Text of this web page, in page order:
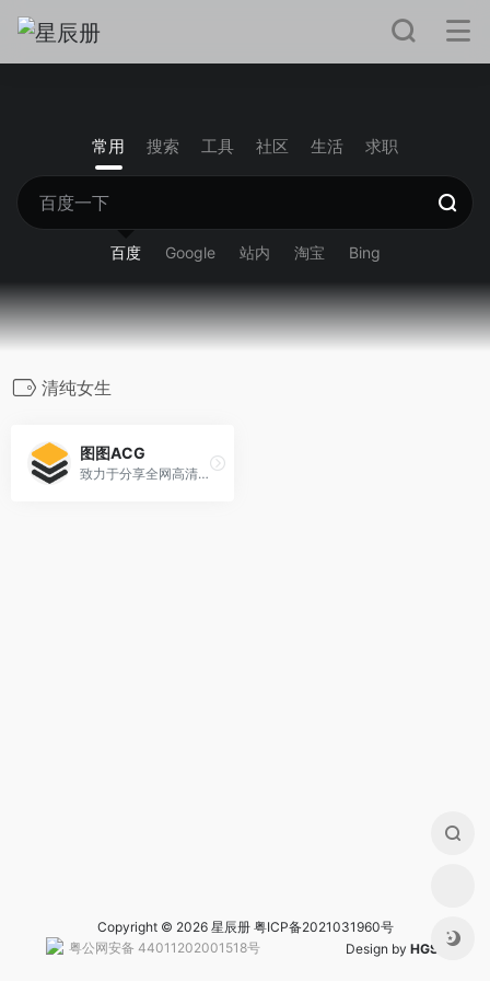
常用 搜索 工具 社区 生活 求职
百度 Google 站内 淘宝 Bing
清纯女生
图图ACG
致力于分享全网高清好看的图片
Copyright © 2026 星辰册 粤ICP备2021031960号
粤公网安备 44011202001518号Design by HGS